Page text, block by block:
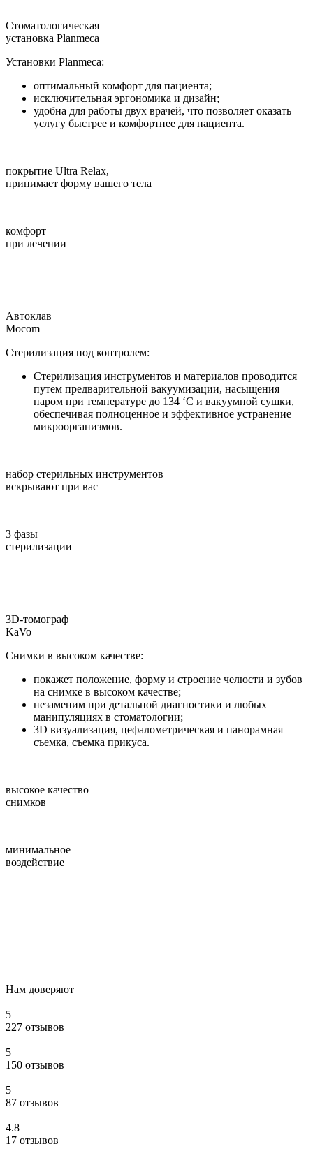
Стоматологическая
установка Planmeca
Установки Planmeca:
оптимальный комфорт для пациента;
исключительная эргономика и дизайн;
удобна для работы двух врачей, что позволяет оказать
услугу быстрее и комфортнее для пациента.
покрытие Ultra Relax,
принимает форму вашего тела
комфорт
при лечении
Автоклав
Mocom
Стерилизация под контролем:
Стерилизация инструментов и материалов проводится
путем предварительной вакуумизации, насыщения
паром при температуре до 134 ‘C и вакуумной сушки,
обеспечивая полноценное и эффективное устранение
микроорганизмов.
набор стерильных инструментов
вскрывают при вас
3 фазы
стерилизации
3D-томограф
KaVo
Снимки в высоком качестве:
покажет положение, форму и строение челюсти и зубов
на снимке в высоком качестве;
незаменим при детальной диагностики и любых
манипуляциях в стоматологии;
3D визуализация, цефалометрическая и панорамная
съемка, съемка прикуса.
высокое качество
снимков
минимальное
воздействие
Нам доверяют
5
227 отзывов
5
150 отзывов
5
87 отзывов
4.8
17 отзывов